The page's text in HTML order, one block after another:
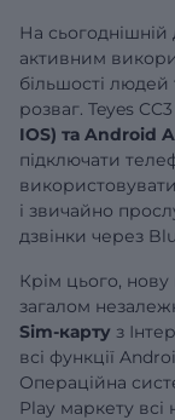
На
активним
більшості
розваг. Teyes
IOS) та Android
підключати
і звичайно
дзвінки через
Крім цього,
загалом
Sim-карту з
всі функції
Операційна
Play маркету всі